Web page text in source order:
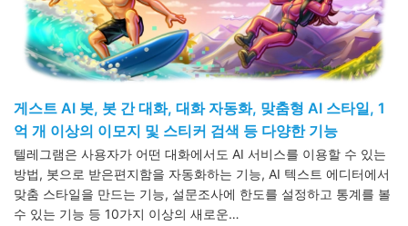
게스트 AI 봇, 봇 간 대화, 대화 자동화, 맞춤형 AI 스타일, 1
억 개 이상의 이모지 및 스티커 검색 등 다양한 기능
텔레그램은 사용자가 어떤 대화에서도 AI 서비스를 이용할 수 있는
방법, 봇으로 받은편지함을 자동화하는 기능, AI 텍스트 에디터에서
맞춤 스타일을 만드는 기능, 설문조사에 한도를 설정하고 통계를 볼
수 있는 기능 등 10가지 이상의 새로운…